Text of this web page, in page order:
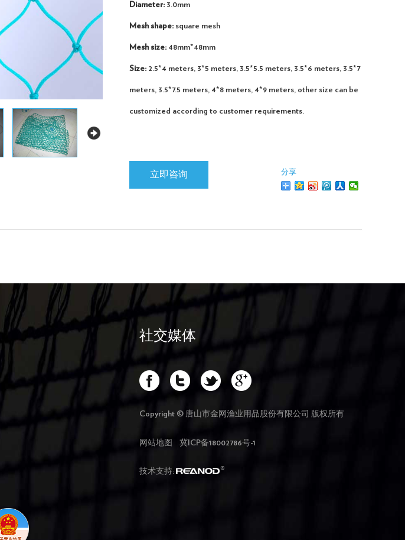
Diameter: 3.0mm
Mesh shape: square mesh
Mesh size: 48mm*48mm
Size: 2.5*4 meters, 3*5 meters, 3.5*5.5 meters, 3.5*6 meters, 3.5*7
meters, 3.5*7.5 meters, 4*8 meters, 4*9 meters, other size can be
customized according to customer requirements.
立即咨询 分享
社交媒体
Copyright © 唐山市金网渔业用品股份有限公司 版权所有
网站地图 冀ICP备18002786号-1
技术支持: